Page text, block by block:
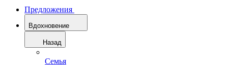
Предложения
Вдохновение
Назад
Семья